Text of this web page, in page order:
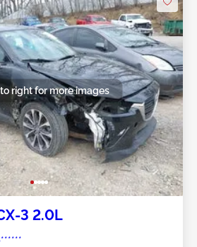
right for more images
3 2.0L